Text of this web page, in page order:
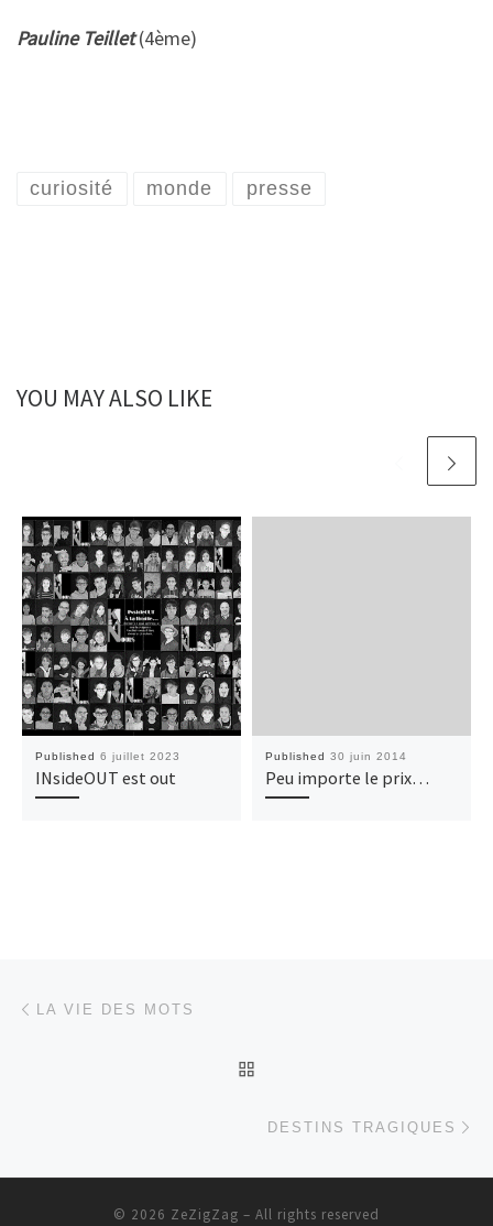
Pauline Teillet(4ème)
curiosité monde presse
YOU MAY ALSO LIKE
Published 6 juillet 2023
INsideOUT est out
Published 30 juin 2014
Peu importe le prix…
Post navigation
LA VIE DES MOTS
DESTINS TRAGIQUES
© 2026 ZeZigZag – All rights reserved